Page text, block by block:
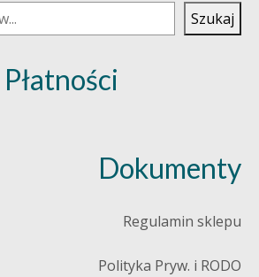
Szukaj
Płatności
Dokumenty
Regulamin sklepu
Polityka Pryw. i RODO